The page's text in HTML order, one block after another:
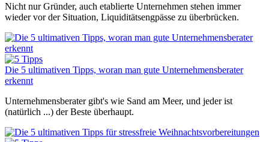
Nicht nur Gründer, auch etablierte Unternehmen stehen immer
wieder vor der Situation, Liquiditätsengpässe zu überbrücken.
Die 5 ultimativen Tipps, woran man gute Unternehmensberater
erkennt
Unternehmensberater gibt's wie Sand am Meer, und jeder ist
(natürlich ...) der Beste überhaupt.